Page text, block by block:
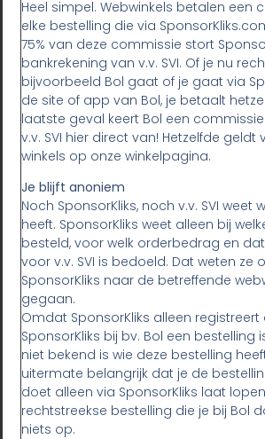
Heel simpel. Webwinkels betalen een
elke bestelling die via
75% van deze commissie stort
bankrekening van v.v. SVI. Of je nu
bijvoorbeeld Bol gaat of je gaat via
de site of app van Bol, je betaalt
laatste geval keert Bol een
v.v. SVI hier direct van! Hetzelfde
winkels op onze winkelpagina.
Je blijft anoniem
Noch SponsorKliks, noch v.v. SVI weet
heeft. SponsorKliks weet alleen bij
besteld, voor welk orderbedrag en
voor v.v. SVI is bedoeld. Dat weten ze
SponsorKliks naar de betreffende
gegaan.
Omdat SponsorKliks alleen registreert
SponsorKliks bij bv. Bol een bestelling
niet bekend is wie deze bestelling
uitermate belangrijk dat je de
doet alleen via SponsorKliks laat
rechtstreekse bestelling die je bij Bol
niets op.